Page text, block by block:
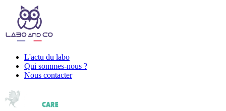
L'actu du labo
Qui sommes-nous ?
Nous contacter